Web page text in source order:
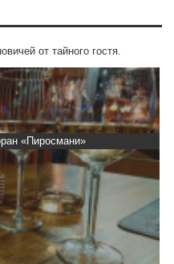
от тайного гостя.
«Пиросмани»